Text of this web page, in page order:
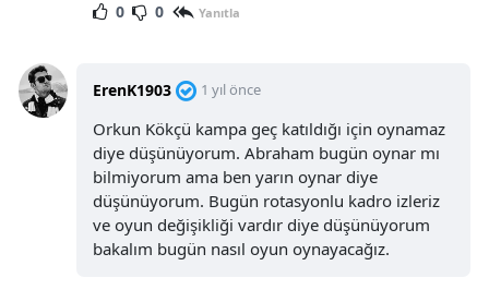
0 0 Yanıtla
ErenK1903 1 yıl önce
Orkun Kökçü kampa geç katıldığı için oynamaz
diye düşünüyorum. Abraham bugün oynar mı
bilmiyorum ama ben yarın oynar diye
düşünüyorum. Bugün rotasyonlu kadro izleriz
ve oyun değişikliği vardır diye düşünüyorum
bakalım bugün nasıl oyun oynayacağız.